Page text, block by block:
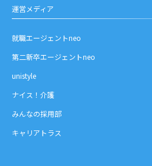
運営メディア
就職エージェントneo
第二新卒エージェントneo
unistyle
ナイス！介護
みんなの採用部
キャリアトラス